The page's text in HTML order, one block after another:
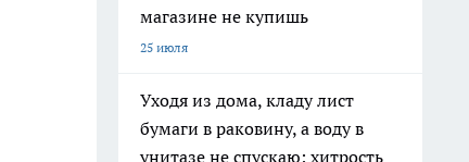
магазине не купишь
25 июля
Уходя из дома, кладу лист
бумаги в раковину, а воду в
унитазе не спускаю: хитрость